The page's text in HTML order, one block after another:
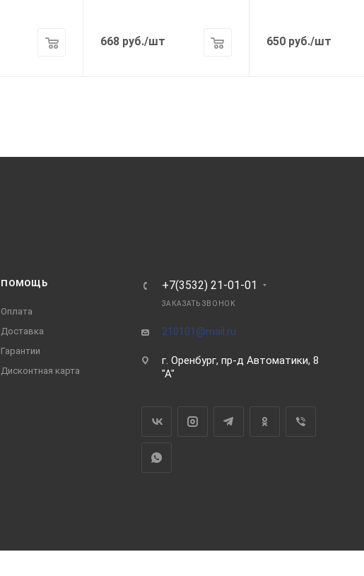
668 руб./шт 650руб./шт
ПОМОЩЬ
Оплата
Доставка
Гарантии
Дисконтная карта
+7(3532) 21-01-01
ЗАКАЗАТЬ ЗВОНОК
210101@mail.ru
г. Оренбург, пр-д Автоматики, 8
"А"